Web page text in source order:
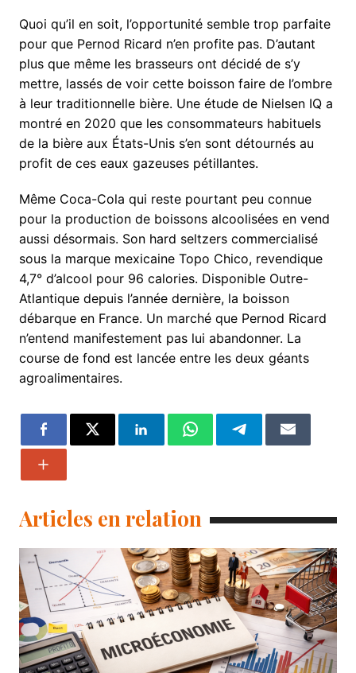
Quoi qu’il en soit, l’opportunité semble trop parfaite
pour que Pernod Ricard n’en profite pas. D’autant
plus que même les brasseurs ont décidé de s’y
mettre, lassés de voir cette boisson faire de l’ombre
à leur traditionnelle bière. Une étude de Nielsen IQ a
montré en 2020 que les consommateurs habituels
de la bière aux États-Unis s’en sont détournés au
profit de ces eaux gazeuses pétillantes.
Même Coca-Cola qui reste pourtant peu connue
pour la production de boissons alcoolisées en vend
aussi désormais. Son hard seltzers commercialisé
sous la marque mexicaine Topo Chico, revendique
4,7° d’alcool pour 96 calories. Disponible Outre-
Atlantique depuis l’année dernière, la boisson
débarque en France. Un marché que Pernod Ricard
n’entend manifestement pas lui abandonner. La
course de fond est lancée entre les deux géants
agroalimentaires.
Articles en relation